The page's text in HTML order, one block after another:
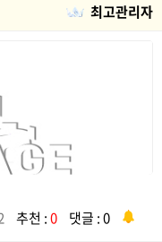
최고관리자
추천 :0 댓글 : 0